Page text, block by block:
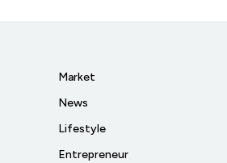
Market
News
Lifestyle
Entrepreneur